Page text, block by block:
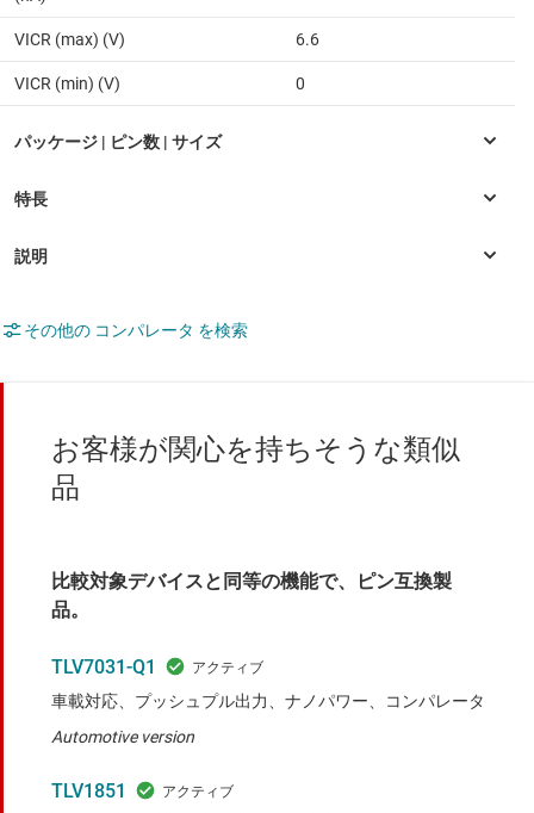
VICR (max) (V) 6.6
VICR (min) (V) 0
その他の コンパレータ を検索
お客様が関心を持ちそうな類似
品
比較対象デバイスと同等の機能で、ピン互換製
品。
TLV7031-Q1
車載対応、プッシュプル出力、ナノパワー、コンパレータ
Automotive version
TLV1851